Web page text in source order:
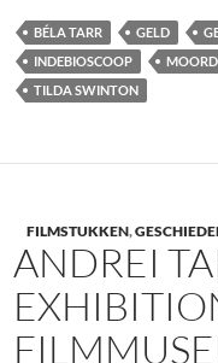
BÉLA TARR GELD
INDEBIOSCOOP
MOORD
TILDA SWINTON
FILMSTUKKEN,
ANDREI